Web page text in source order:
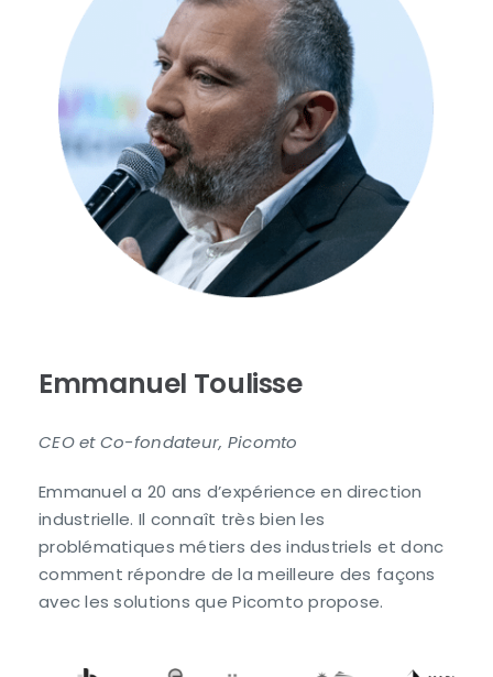
Emmanuel Toulisse
CEO et Co-fondateur, Picomto
Emmanuel a 20 ans d’expérience en direction
industrielle. Il connaît très bien les
problématiques métiers des industriels et donc
comment répondre de la meilleure des façons
avec les solutions que Picomto propose.